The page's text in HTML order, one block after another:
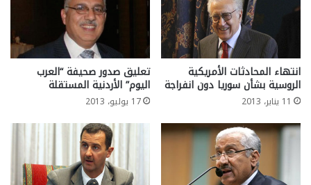
انتهاء المحادثات الأمريكية
الروسية بشأن سوريا دون انفراجة
11 يناير، 2013
تعليق صدور صحيفة “العرب
اليوم” الأردنية المستقلة
17 يوليو، 2013